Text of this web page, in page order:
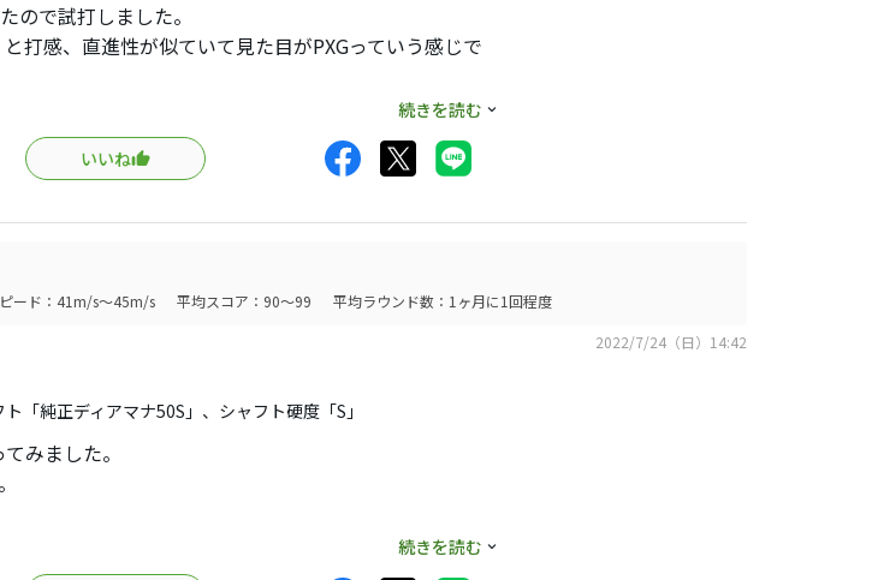
のＲにしたからかな？
振ればめちゃいい球が出ます。
でシャフトは要検討です。
でこの仕様は素晴らしいですね。
のかが気になり、シャフトを購入したので、次回ラウン
ので試打しました。
打感、直進性が似ていて見た目がPXGっていう感じで
ドライバーでドスライスやドフックは出づらいのでスコ
しょうか。
キンZ5（通常版は廃版とのこと）のミッドサイズが装着
性を良くしてるのかもと思うくらいです。
でこのドライバーは購入しませんでしたが、新品で
るのでしたら中古で見つけて試打されてみては如何でし
続きを読む
いいね
ード：41m/s～45m/s 平均スコア：90～99
平均ラウンド数：1ヶ月に1回程度
2022/7/24（日）14:42
「純正ディアマナ50S」、シャフト硬度「S」
みました。
きました。
続きを読む